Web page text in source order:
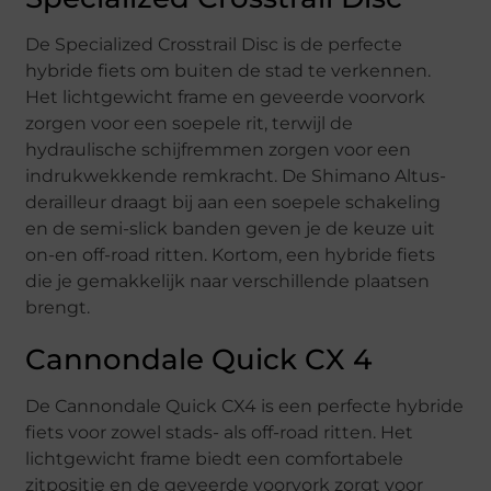
De Specialized Crosstrail Disc is de perfecte
hybride fiets om buiten de stad te verkennen.
Het lichtgewicht frame en geveerde voorvork
zorgen voor een soepele rit, terwijl de
hydraulische schijfremmen zorgen voor een
indrukwekkende remkracht. De Shimano Altus-
derailleur draagt bij aan een soepele schakeling
en de semi-slick banden geven je de keuze uit
on-en off-road ritten. Kortom, een hybride fiets
die je gemakkelijk naar verschillende plaatsen
brengt.
Cannondale Quick CX 4
De Cannondale Quick CX4 is een perfecte hybride
fiets voor zowel stads- als off-road ritten. Het
lichtgewicht frame biedt een comfortabele
zitpositie en de geveerde voorvork zorgt voor